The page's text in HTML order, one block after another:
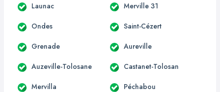
Launac Merville 31
Ondes Saint-Cézert
Grenade Aureville
Auzeville-Tolosane Castanet-Tolosan
Mervilla Péchabou